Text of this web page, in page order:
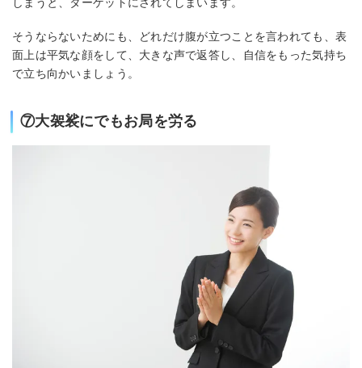
そうならないためにも、どれだけ腹が立つことを言われても、表
面上は平気な顔をして、大きな声で返答し、自信をもった気持ち
で立ち向かいましょう。
⑦大袈裟にでもお局を労る